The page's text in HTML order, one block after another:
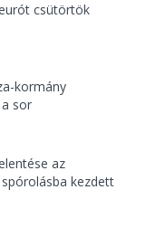
csütörtök
kormány
sor
az
kezdett